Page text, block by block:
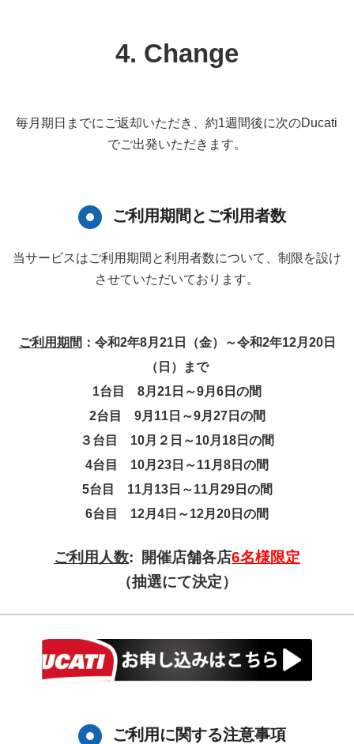
4. Change
毎月期日までにご返却いただき、約1週間後に次のDucati
でご出発いただきます。
ご利用期間とご利用者数
当サービスはご利用期間と利用者数について、 制限を設け
させていただいております。
ご利用期間 ：令和2年8月21日（金）～令和2年12月20日
（日）まで
1台目 8月21日～9月6日の間
2台目 9月11日～9月27日の間
３台目 10月２日～10月18日の間
4台目 10月23日～11月8日の間
5台目 11月13日～11月29日の間
6台目 12月4日～12月20日の間
ご利用人数: 開催店舗各店6名様限定
（抽選にて決定）
ご利用に関する注意事項